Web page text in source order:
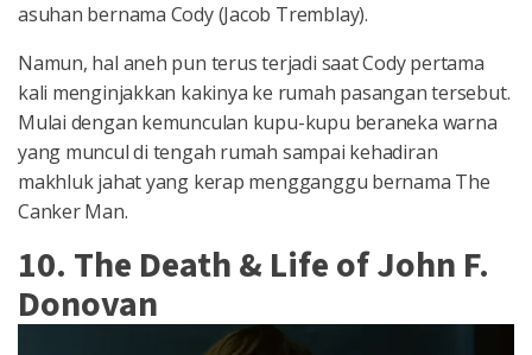
asuhan bernama Cody (Jacob Tremblay).
Namun, hal aneh pun terus terjadi saat Cody pertama
kali menginjakkan kakinya ke rumah pasangan tersebut.
Mulai dengan kemunculan kupu-kupu beraneka warna
yang muncul di tengah rumah sampai kehadiran
makhluk jahat yang kerap mengganggu bernama The
Canker Man.
10. The Death & Life of John F.
Donovan